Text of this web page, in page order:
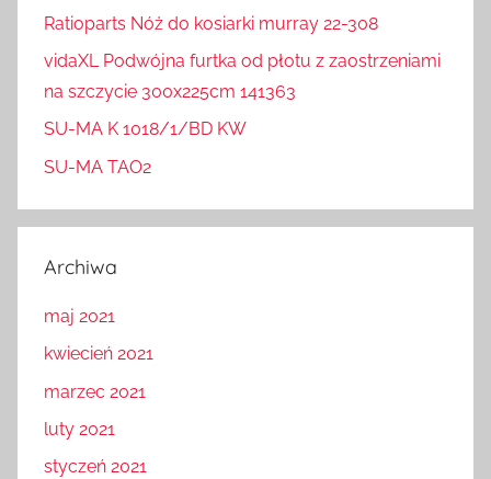
Ratioparts Nóż do kosiarki murray 22-308
vidaXL Podwójna furtka od płotu z zaostrzeniami
na szczycie 300x225cm 141363
SU-MA K 1018/1/BD KW
SU-MA TAO2
Archiwa
maj 2021
kwiecień 2021
marzec 2021
luty 2021
styczeń 2021